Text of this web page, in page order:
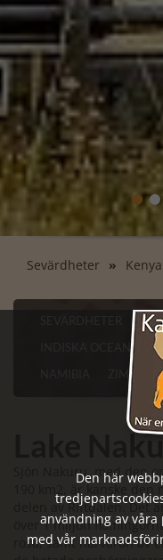
Sevärdheter Kenya
INDISKA OCEANEN
Lake
Sjön Nakuru, med den
190 km2, är kanske
delen av Riftdalen. Det
över 1 miljon
rosa, samt närvaron av
Den här
användning av
med vår